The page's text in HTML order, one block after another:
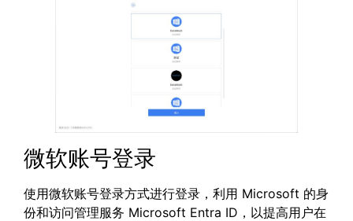
微软账号登录
使用微软账号登录方式进行登录，利用 Microsoft 的身
份和访问管理服务 Microsoft Entra ID，以提高用户在